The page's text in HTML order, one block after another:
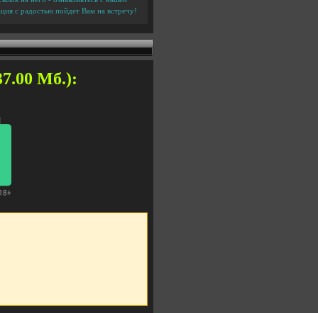
с радостью пойдет Вам на встречу!
Мб.):